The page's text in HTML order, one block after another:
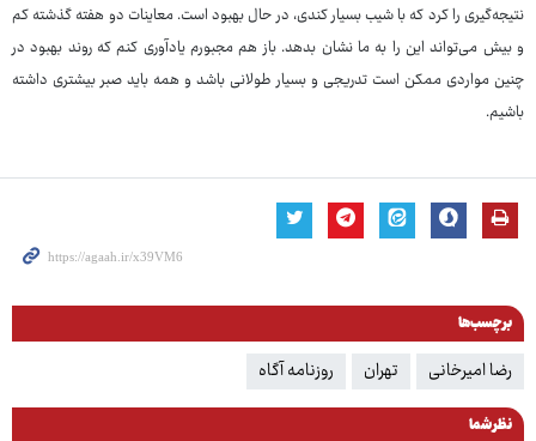
نتیجه‌گیری را کرد که با شیب بسیار کندی، در حال بهبود است. معاینات دو هفته گذشته کم
و بیش می‌تواند این را به ما نشان بدهد. باز هم مجبورم یادآوری کنم که روند بهبود در
چنین مواردی ممکن است تدریجی و بسیار طولانی باشد و همه باید صبر بیشتری داشته
باشیم.
برچسب‌ها
رضا امیرخانی تهران روزنامه آگاه
نظر شما